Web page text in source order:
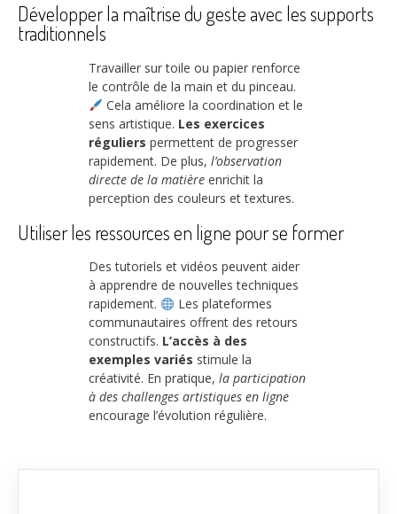
Développer la maîtrise du geste avec les supports
traditionnels
Travailler sur toile ou papier renforce
le contrôle de la main et du pinceau.
Cela améliore la coordination et le
sens artistique. Les exercices
réguliers permettent de progresser
rapidement. De plus, l’observation
directe de la matière enrichit la
perception des couleurs et textures.
Utiliser les ressources en ligne pour se former
Des tutoriels et vidéos peuvent aider
à apprendre de nouvelles techniques
rapidement.
Les plateformes
communautaires offrent des retours
constructifs. L’accès à des
exemples variés stimule la
créativité. En pratique, la participation
à des challenges artistiques en ligne
encourage l’évolution régulière.